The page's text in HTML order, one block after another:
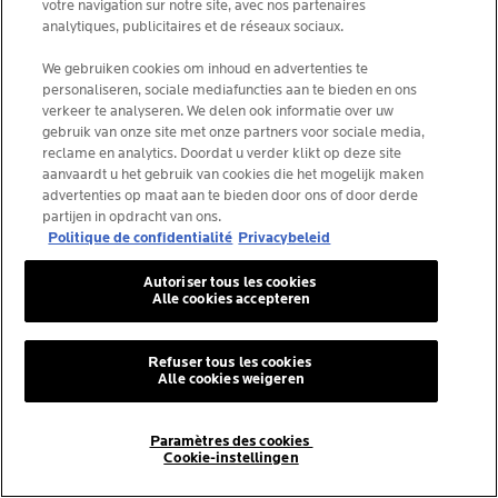
Geweldig product. Ik heb al veel verschillende patches
gebruikt en deze zijn de enige die er de hele nacht op blijven
zitten. De roodheid is meteen verdwenen en de pukkels zijn
zo goed als weg
Ja, ik beveel dit product aan
Nuttig? 0 0
JG96
votre navigation sur notre site, avec nos partenaires
analytiques, publicitaires et de réseaux sociaux.
We gebruiken cookies om inhoud en advertenties te
personaliseren, sociale mediafuncties aan te bieden en ons
verkeer te analyseren. We delen ook informatie over uw
gebruik van onze site met onze partners voor sociale media,
reclame en analytics. Doordat u verder klikt op deze site
aanvaardt u het gebruik van cookies die het mogelijk maken
advertenties op maat aan te bieden door ons of door derde
partijen in opdracht van ons.
Politique de confidentialité Privacybeleid
Paramètres des cookies
Cookie-instellingen
Refuser tous les cookies
Alle cookies weigeren
Autoriser tous les cookies
Alle cookies accepteren